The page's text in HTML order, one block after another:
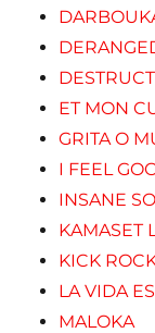
ET MON
GRITA O
I FEEL
INSANE
KAMASET
KICK
LA VIDA
MALOKA